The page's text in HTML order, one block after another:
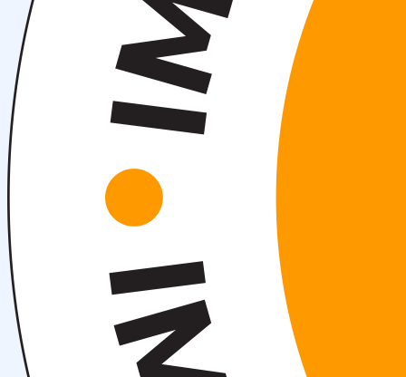
Научные конференции
Студенческое научное общество